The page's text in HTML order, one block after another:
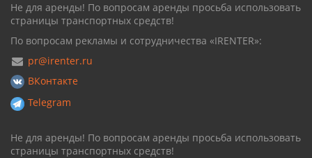
Не для аренды! По вопросам аренды просьба использовать
страницы транспортных средств!
По вопросам рекламы и сотрудничества «IRENTER»:
pr@irenter.ru
ВКонтакте
Telegram
Не для аренды! По вопросам аренды просьба использовать
страницы транспортных средств!